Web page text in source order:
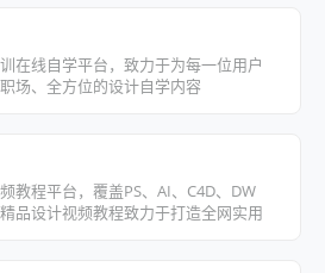
在线自学平台，致力于为每一位用户
场、全方位的设计自学内容
教程平台，覆盖PS、AI、C4D、DW
品设计视频教程致力于打造全网实用